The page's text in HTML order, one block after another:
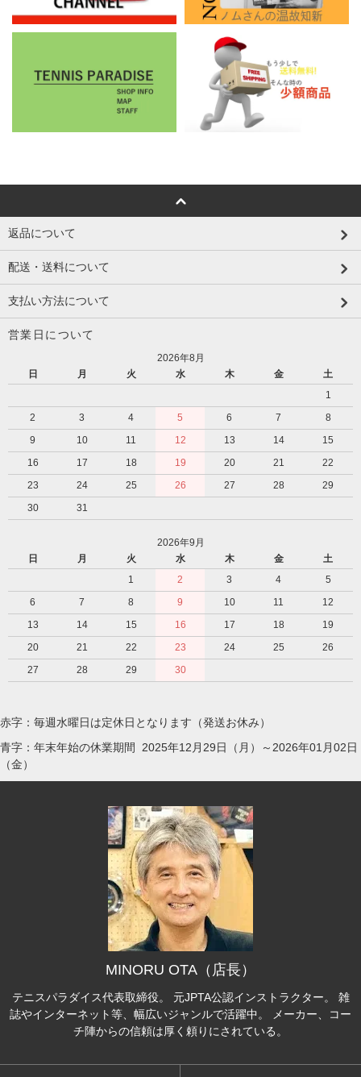
返品について
配送・送料について
支払い方法について
営業日について
2026年8月
日
月 火 水 木 金
土
1
2
3 4 5 6 7
8
9
10 11 12 13 14
15
16
17 18 19 20 21
22
23
24 25 26 27 28
29
30
31
2026年9月
日
月 火 水 木 金
土
1
2 3 4
5
6
7 8 9 10 11
12
13
14 15 16 17 18
19
20
21 22 23 24 25
26
27
28 29 30
赤字：毎週水曜日は定休日となります（発送お休み）
青字：年末年始の休業期間 2025年12月29日（月）～2026年01月02日
（金）
MINORU OTA（店長）
テニスパラダイス代表取締役。 元JPTA公認インストラクター。 雑
誌やインターネット等、幅広いジャンルで活躍中。 メーカー、コー
チ陣からの信頼は厚く頼りにされている。